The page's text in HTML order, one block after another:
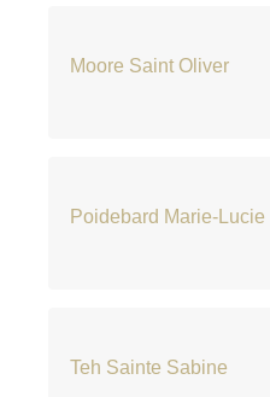
Moore Saint Oliver
Poidebard Marie-Lucie
Teh Sainte Sabine